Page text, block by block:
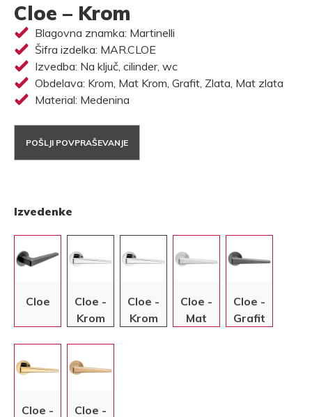
Cloe – Krom
Blagovna znamka: Martinelli
Šifra izdelka: MAR.CLOE
Izvedba: Na ključ, cilinder, wc
Obdelava: Krom, Mat Krom, Grafit, Zlata, Mat zlata
Material: Medenina
POŠLJI POVPRAŠEVANJE
Izvedenke
Cloe
Cloe -
Krom
Cloe -
Krom
Cloe -
Mat
Cloe -
Grafit
Cloe -
Cloe -